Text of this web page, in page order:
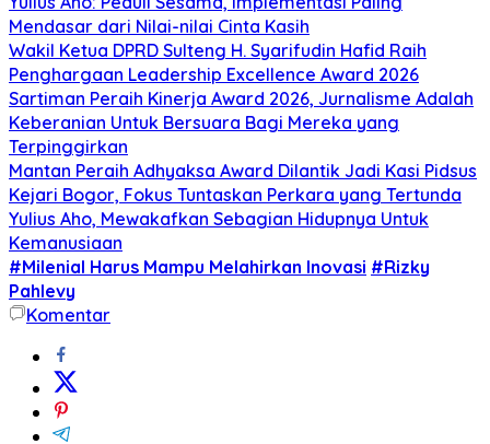
Mendasar dari Nilai-nilai Cinta Kasih
Wakil Ketua DPRD Sulteng H. Syarifudin Hafid Raih
Penghargaan Leadership Excellence Award 2026
Sartiman Peraih Kinerja Award 2026, Jurnalisme Adalah
Keberanian Untuk Bersuara Bagi Mereka yang
Terpinggirkan
Mantan Peraih Adhyaksa Award Dilantik Jadi Kasi Pidsus
Kejari Bogor, Fokus Tuntaskan Perkara yang Tertunda
Yulius Aho, Mewakafkan Sebagian Hidupnya Untuk
Kemanusiaan
#Milenial Harus Mampu Melahirkan Inovasi #Rizky
Pahlevy
Komentar